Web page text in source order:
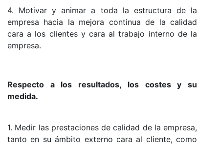
4. Motivar y animar a toda la estructura de la
empresa hacia la mejora continua de la calidad
cara a los clientes y cara al trabajo interno de la
empresa.
Respecto a los resultados, los costes y su
medida.
1. Medir las prestaciones de calidad de la empresa,
tanto en su ámbito externo cara al cliente, como